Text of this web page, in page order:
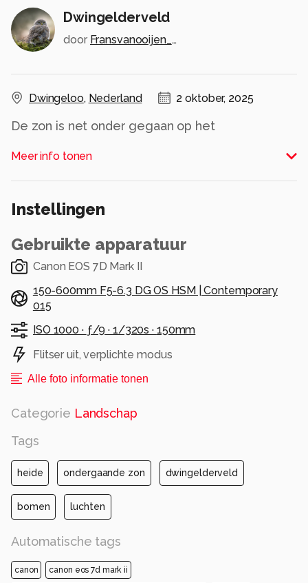
Dwingelderveld
door Fransvanooijen_photography
Dwingeloo, Nederland 2 oktober, 2025
De zon is net onder gegaan op het
Meer info tonen
Instellingen
Gebruikte apparatuur
Canon EOS 7D Mark II
150-600mm F5-6.3 DG OS HSM | Contemporary
015
ISO 1000 · ƒ/9 · 1/320s · 150mm
Flitser uit, verplichte modus
Alle foto informatie tonen
Categorie Landschap
Tags
heide ondergaande zon dwingelderveld
bomen luchten
Automatische tags
canon canon eos 7d mark ii